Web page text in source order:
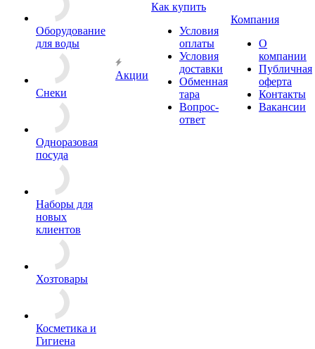
Оборудование
для воды
Снеки
Одноразовая
посуда
Наборы для
новых
клиентов
Хозтовары
Косметика и
Гигиена
Акции
Как купить
Условия
оплаты
Условия
доставки
Обменная
тара
Вопрос-
ответ
Компания
О
компании
Публичная
оферта
Контакты
Вакансии